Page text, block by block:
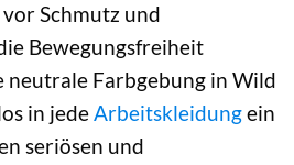
Schmutz und
Bewegungsfreiheit
neutrale Farbgebung in Wild
in jedeArbeitskleidungein
seriösen und